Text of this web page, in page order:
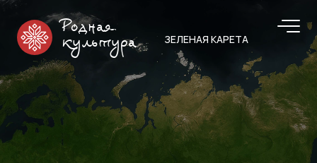
Родная
культура
ЗЕЛЕНАЯ КАРЕТА